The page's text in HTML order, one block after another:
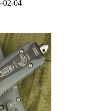
02-04